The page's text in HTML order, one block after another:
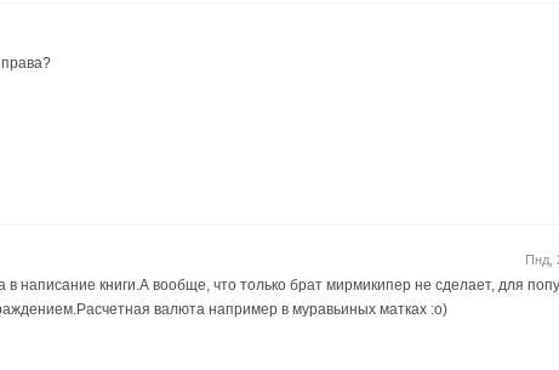
Пнд,
написание книги.А вообще, что только брат мирмикипер не сделает, для
валюта например в муравьиных матках :о)